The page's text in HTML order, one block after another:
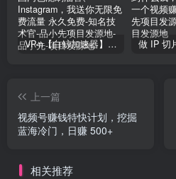
VP-n【白鲸加速器】在国内也能刷油管、Instagram，我送你无限免费流量 永久免费-知名技术官-品小先项目发源地
上一篇
视频号赚钱特快计划，挖掘
蓝海冷门，日赚 500+
相关推荐